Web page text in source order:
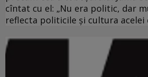
cîntat cu el: „Nu era politic, dar
reflecta politicile şi cultura acelei